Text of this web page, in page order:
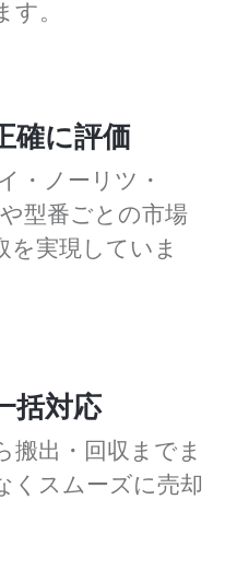
。
確に評価
・ノーリツ・
型番ごとの市場
を実現していま
括対応
搬出・回収までま
くスムーズに売却